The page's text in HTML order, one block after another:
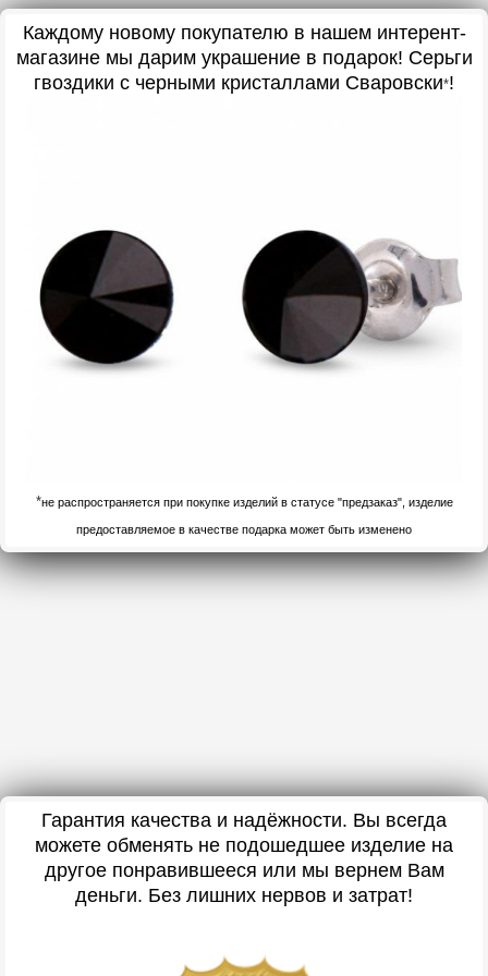
Каждому новому покупателю в нашем интерент-
магазине мы дарим украшение в подарок! Серьги
гвоздики с черными кристаллами Сваровски*!
*не распространяется при покупке изделий в статусе "предзаказ", изделие
предоставляемое в качестве подарка может быть изменено
Гарантия качества и надёжности. Вы всегда
можете обменять не подошедшее изделие на
другое понравившееся или мы вернем Вам
деньги. Без лишних нервов и затрат!